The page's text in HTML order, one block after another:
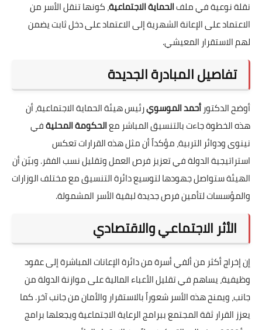
نقلة نوعية في ملفالحماية الاجتماعية، كونها تنقل الأسر من
الاعتماد على الإعانة الشهرية إلى الاعتماد على دخل ثابت يضمن
لهم الاستقرار المعيشي.
تفاصيل المبادرة الجديدة
أوضح الدكتور أحمد الموسويرئيس هيئة الحماية الاجتماعية، أن
هذه الخطوة جاءت بالتنسيق المباشر معالحكومة المحليةفي
نينوى ودوائر التربية، مؤكداً أن مثل هذه القرارات تعكس
استراتيجية الدولة في تعزيز فرص العمل وتقليل نسب الفقر. وبيّن أن
الهيئة ستواصل جهودها لتوسيع دائرة التنسيق مع مختلف الوزارات
والمؤسسات لتأمين فرص جديدة لبقية الأسر المشمولة.
الأثر الاجتماعي والاقتصادي
إن إخراج أكثر من ألفي أسرة من دائرة الإعانات المباشرة إلى عقود
وظيفية، يساهم في تقليل الأعباء المالية على موازنة الدولة من
جانب، ويمنح هذه الأسر شعوراً بالاستقرار والأمان من جانب آخر. كما
يعزز القرار ثقة المجتمع ببرامج الرعاية الاجتماعية ويجعلها برامج